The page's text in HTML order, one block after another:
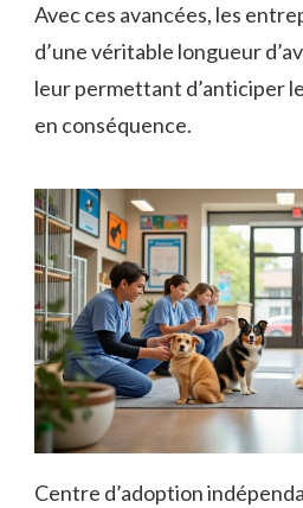
Avec ces avancées, les
d’une véritable longueur
leur permettant d’anticiper
en conséquence.
Centre d’adoption